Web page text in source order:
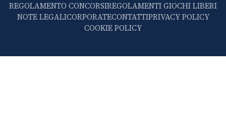
REGOLAMENTO CONCORSIREGOLAMENTI GIOCHI LIBERI
NOTE LEGALICORPORATECONTATTIPRIVACY POLICY
COOKIE POLICY